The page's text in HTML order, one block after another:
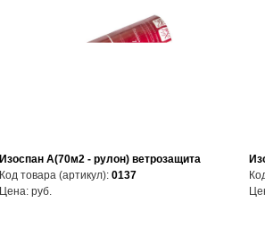
Изоспан А(70м2 - рулон) ветрозащита
Код товара (артикул): 0137
Цена: руб.